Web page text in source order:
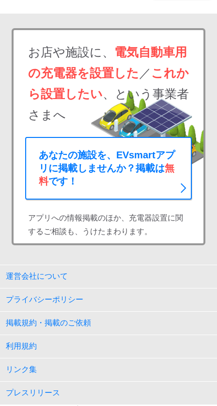
お店や施設に、 電気自動車用
の充電器を設置した ／ これか
ら設置したい、という事業者
さまへ
あなたの施設を、EVsmartアプ
リに掲載しませんか？掲載は無
料です！
アプリへの情報掲載のほか、充電器設置に関
するご相談も、うけたまわります。
運営会社について
プライバシーポリシー
掲載規約・掲載のご依頼
利用規約
リンク集
プレスリリース